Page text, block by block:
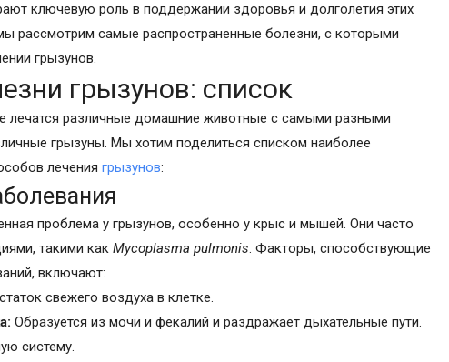
ключевую роль в поддержании здоровья и долголетия этих
рассмотрим самые распространенные болезни, с которыми
грызунов.
грызунов: список
лечатся различные домашние животные с самыми разными
грызуны. Мы хотим поделиться списком наиболее
лечения грызунов:
проблема у грызунов, особенно у крыс и мышей. Они часто
такими как Mycoplasma pulmonis. Факторы, способствующие
включают:
свежего воздуха в клетке.
Образуется из мочи и фекалий и раздражает дыхательные пути.
систему.